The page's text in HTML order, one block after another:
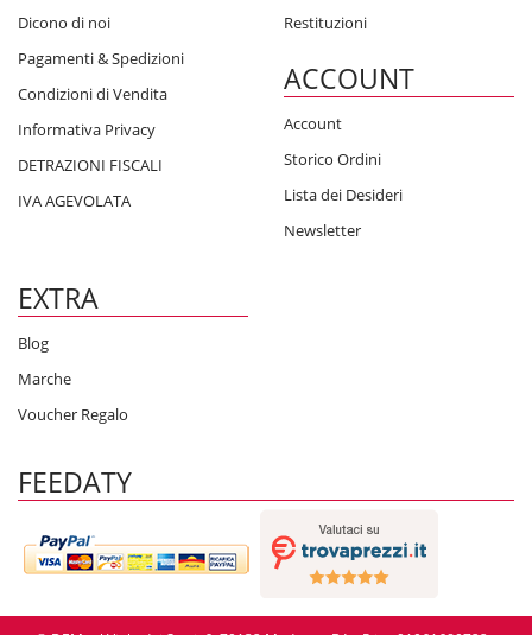
Dicono di noi
Pagamenti & Spedizioni
Condizioni di Vendita
Informativa Privacy
DETRAZIONI FISCALI
IVA AGEVOLATA
Restituzioni
ACCOUNT
Account
Storico Ordini
Lista dei Desideri
Newsletter
EXTRA
Blog
Marche
Voucher Regalo
FEEDATY